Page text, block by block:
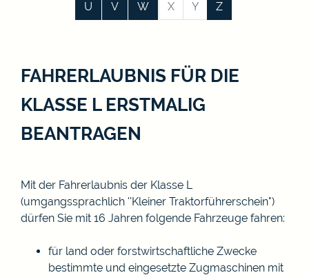
U
V W X Y Z
FAHRERLAUBNIS FÜR DIE
KLASSE L ERSTMALIG
BEANTRAGEN
Mit der Fahrerlaubnis der Klasse L
(umgangssprachlich ''Kleiner Traktorführerschein")
dürfen Sie mit 16 Jahren folgende Fahrzeuge fahren:
für land oder forstwirtschaftliche Zwecke
bestimmte und eingesetzte Zugmaschinen mit